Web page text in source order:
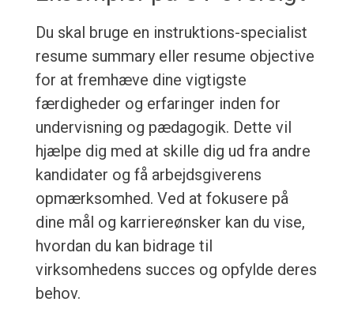
Du skal bruge en instruktions-specialist
resume summary eller resume objective
for at fremhæve dine vigtigste
færdigheder og erfaringer inden for
undervisning og pædagogik. Dette vil
hjælpe dig med at skille dig ud fra andre
kandidater og få arbejdsgiverens
opmærksomhed. Ved at fokusere på
dine mål og karriereønsker kan du vise,
hvordan du kan bidrage til
virksomhedens succes og opfylde deres
behov.